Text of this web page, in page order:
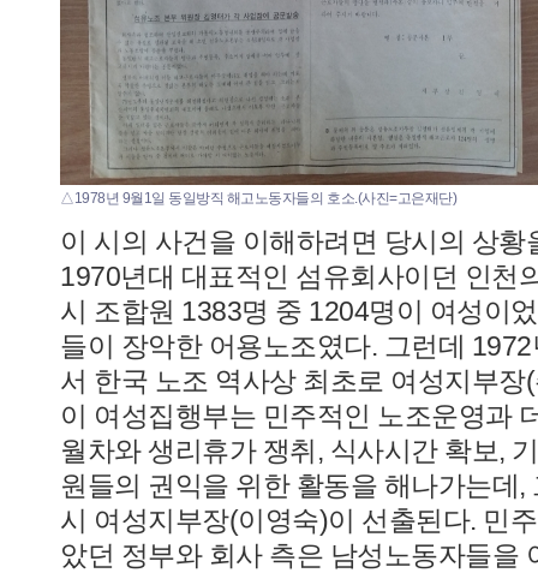
△1978년 9월1일 동일방직 해고노동자들의 호소.(사진=고은재단)
이 시의 사건을 이해하려면 당시의 상황
1970년대 대표적인 섬유회사이던 인천
시 조합원 1383명 중 1204명이 여성이
들이 장악한 어용노조였다. 그런데
서 한국 노조 역사상 최초로 여성지부
이 여성집행부는 민주적인 노조운영과
월차와 생리휴가 쟁취, 식사시간 확보,
원들의 권익을 위한 활동을 해나가는데
시 여성지부장(이영숙)이 선출된다. 민
았던 정부와 회사 측은 남성노동자들을